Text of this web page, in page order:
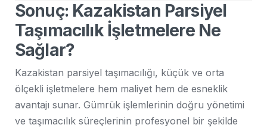
Sonuç: Kazakistan Parsiyel
Taşımacılık İşletmelere Ne
Sağlar?
Kazakistan parsiyel taşımacılığı, küçük ve orta
ölçekli işletmelere hem maliyet hem de esneklik
avantajı sunar. Gümrük işlemlerinin doğru yönetimi
ve taşımacılık süreçlerinin profesyonel bir şekilde